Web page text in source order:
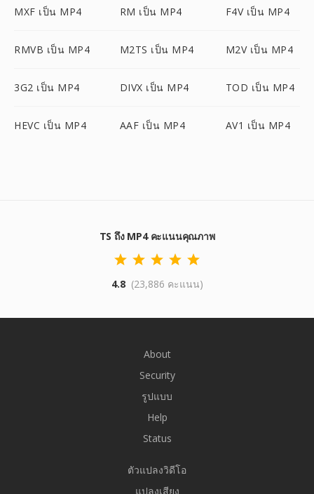
MXF เป็น MP4 RM เป็น MP4 F4V เป็น MP4
RMVB เป็น MP4 M2TS เป็น MP4 M2V เป็น MP4
3G2 เป็น MP4 DIVX เป็น MP4 TOD เป็น MP4
HEVC เป็น MP4 AAF เป็น MP4 AV1 เป็น MP4
TS ถึง MP4 คะแนนคุณภาพ
4.8 (23,886 คะแนน)
About
Security
รูปแบบ
Help
Status
ตัวแปลงวิดีโอ
แปลงเสียง